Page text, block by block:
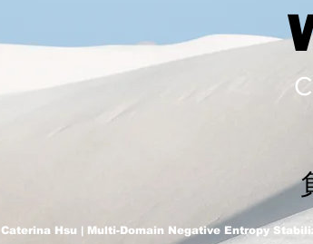
Caterina Hsu | Multi-Domain Negative Entropy